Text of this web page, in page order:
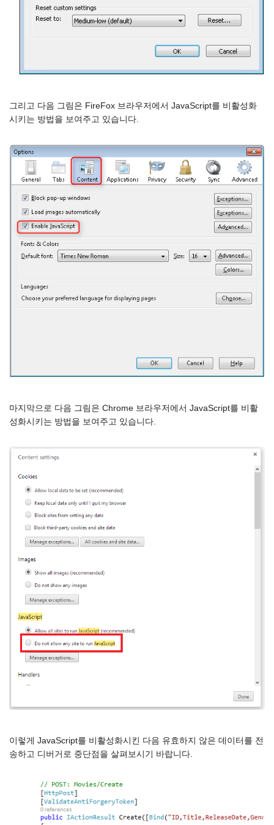
그리고 다음 그림은 FireFox 브라우저에서 JavaScript를 비활성화
시키는 방법을 보여주고 있습니다.
마지막으로 다음 그림은 Chrome 브라우저에서 JavaScript를 비활
성화시키는 방법을 보여주고 있습니다.
이렇게 JavaScript를 비활성화시킨 다음 유효하지 않은 데이터를 전
송하고 디버거로 중단점을 살펴보시기 바랍니다.